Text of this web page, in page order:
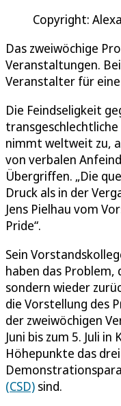
Copyright:
Das zweiwöchige
Veranstaltungen.
Veranstalter für
Die Feindseligkeit
nimmt weltweit zu,
von verbalen
Übergriffen. „Die
Druck als in der
Jens Pielhau vom
Pride“.
Sein
haben das Problem,
sondern wieder
die Vorstellung des
der zweiwöchigen
Juni bis zum 5. Juli
Höhepunkte das
(CSD) sind.